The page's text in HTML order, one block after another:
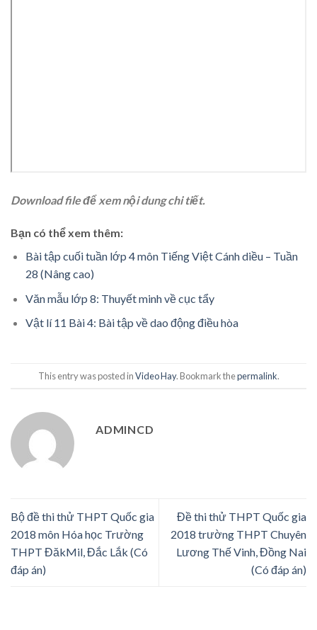
Download file để xem nội dung chi tiết.
Bạn có thể xem thêm:
Bài tập cuối tuần lớp 4 môn Tiếng Việt Cánh diều – Tuần
28 (Nâng cao)
Văn mẫu lớp 8: Thuyết minh về cục tẩy
Vật lí 11 Bài 4: Bài tập về dao động điều hòa
This entry was posted inVideo Hay. Bookmark thepermalink.
ADMINCD
Bộ đề thi thử THPT Quốc gia
2018 môn Hóa học Trường
THPT ĐăkMil, Đắc Lắk (Có
đáp án)
Đề thi thử THPT Quốc gia
2018 trường THPT Chuyên
Lương Thế Vinh, Đồng Nai
(Có đáp án)